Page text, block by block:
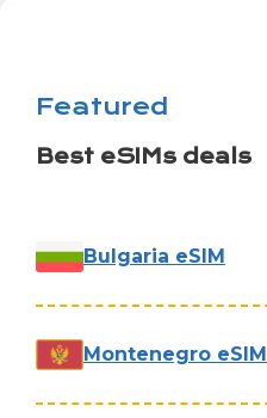
Featured
Best eSIMs deals
Bulgaria eSIM
Montenegro eSIM